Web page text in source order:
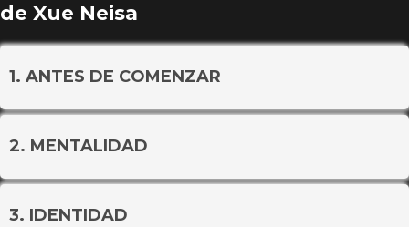
de Xue Neisa
1. ANTES DE COMENZAR
2. MENTALIDAD
3. IDENTIDAD